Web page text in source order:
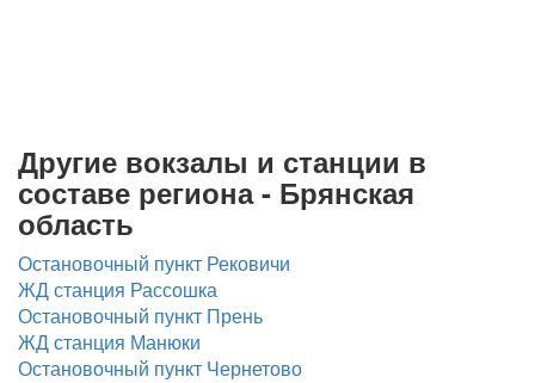
Другие вокзалы и станции в
составе региона - Брянская
область
Остановочный пункт Рековичи
ЖД станция Рассошка
Остановочный пункт Прень
ЖД станция Манюки
Остановочный пункт Чернетово